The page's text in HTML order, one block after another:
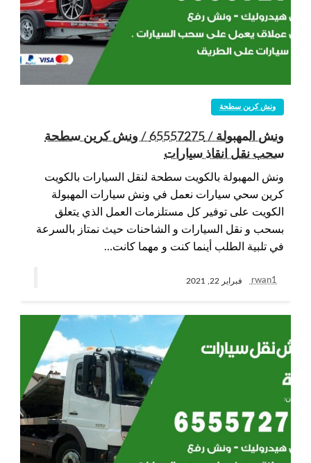
ونش كرين سطحة
ونش المهبولة / 65557275 / ونش كرين سطحة
سحب نقل انقاذ سيارات
ونش المهبولة بالكويت سطحة لنقل السيارات بالكويت
كرين سحي سيارات نعمل في ونش سيارات المهبولة
الكويت على توفير كل مستلزمات العمل الذي يتعلق
بسحب و نقل السيارات و الشاحنات حيث نمتاز بالسرعة
في تلبية الطلب أينما كنت و مهما كانت…
rwan1 فبراير 22, 2021